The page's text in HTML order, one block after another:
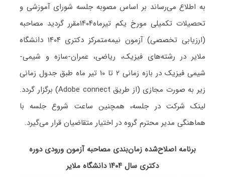
به اطلاع می‌رساند بر اساس مصوبه جلسه شورای آموزشی و
تحصیلات تکمیلی مورخ یکم تیرماه۱۴۰۴مقرر گردید مصاحبه
(ارزیابی تخصصی) آزمون نیمه‌متمرکز دکتری ۱۴۰۴ دانشگاه
ملایر در رشته‌های فیزیک، ریاضی، عمران-سازه و شیمی-
شیمی فیزیک در بازه زمانی ۲ تا ۱۰ تیر ماه طبق جدول زمانی
زیر به صورت مجازی (از طریق Adobe connect) برگزار گردد.
لینک شرکت در جلسه، همچنین ساعت شروع جلسه با
هماهنگی مدیر محترم گروه در اختیار متقاضیان قرار می‌گیرد.
برنامه اصلاح‌شده زمان‌بندی مصاحبه آزمون ورودی دوره
دکتری سال ۱۴۰۴ دانشگاه ملایر